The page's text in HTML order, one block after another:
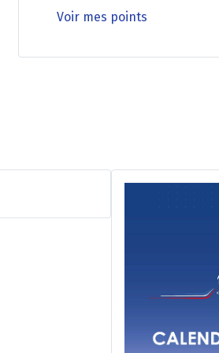
Voir mes points